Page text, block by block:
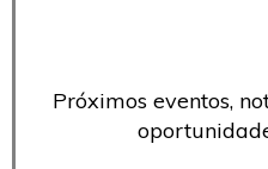
Próximos eventos,